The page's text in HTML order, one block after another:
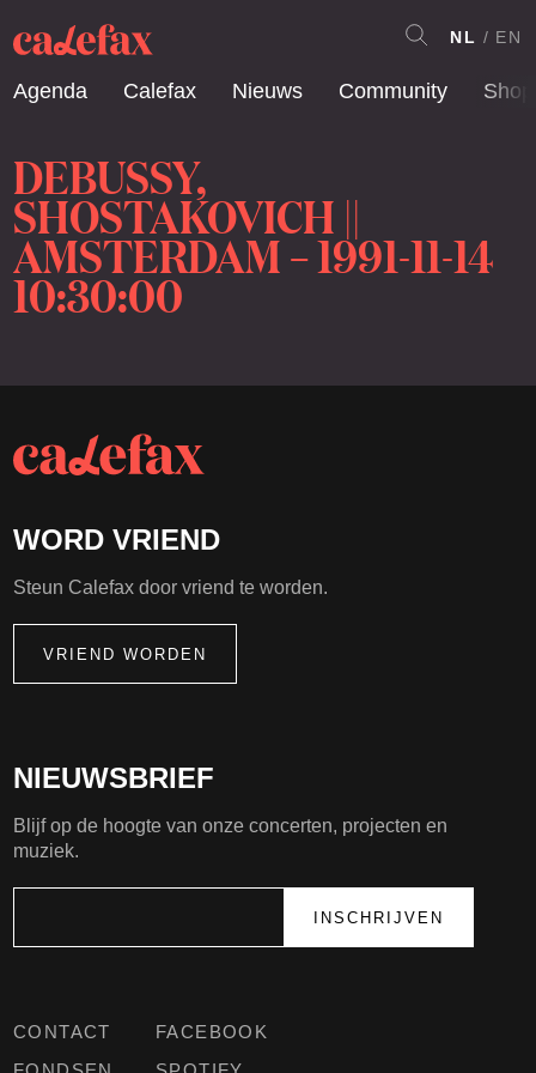
Agenda Calefax Nieuws Community Shop
NL EN
DEBUSSY,
SHOSTAKOVICH ||
AMSTERDAM – 1991-11-14
10:30:00
CONTACT
FACEBOOK
NIEUWSBRIEF
Blijf op de hoogte van onze concerten, projecten en
muziek.
WORD VRIEND
Steun Calefax door vriend te worden.
VRIEND WORDEN